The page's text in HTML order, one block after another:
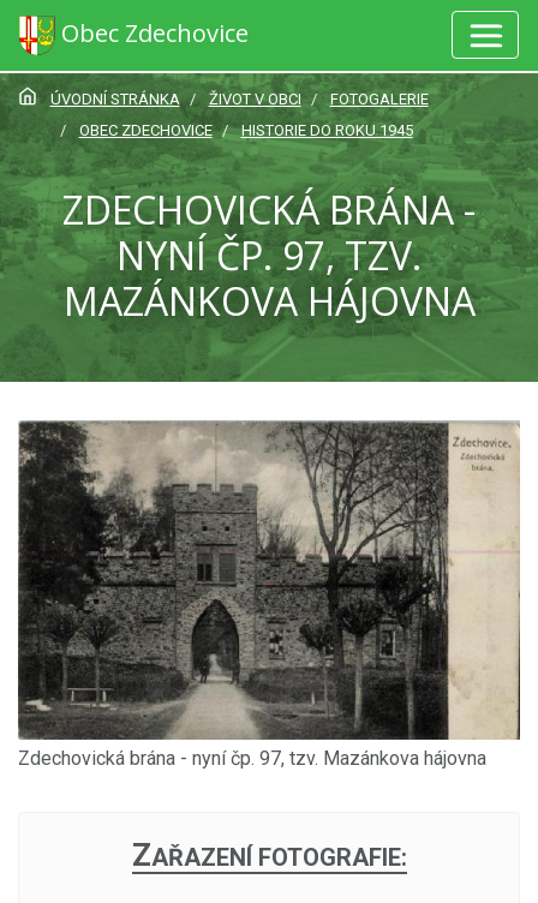
Obec Zdechovice
ÚVODNÍ STRÁNKA ŽIVOT V OBCI
FOTOGALERIE
OBEC ZDECHOVICE
HISTORIE DO ROKU 1945
ZDECHOVICKÁ BRÁNA -
NYNÍ ČP. 97, TZV.
MAZÁNKOVA HÁJOVNA
Zdechovická brána - nyní čp. 97, tzv. Mazánkova hájovna
ZAŘAZENÍ FOTOGRAFIE: